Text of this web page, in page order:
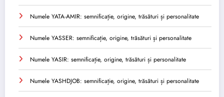
Numele YATA-AMIR: semnificație, origine, trăsături și personalitate
Numele YASSER: semnificație, origine, trăsături și personalitate
Numele YASIR: semnificație, origine, trăsături și personalitate
Numele YASHDJOB: semnificație, origine, trăsături și personalitate